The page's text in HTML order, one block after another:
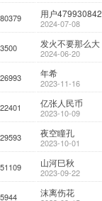
用户479930842
2024-07-08
发火不要那么大
2024-06-20
年希
2023-11-16
亿张人民币
2023-10-09
夜空瞳孔
2023-10-01
山河巳秋
2023-09-22
沫离伤花